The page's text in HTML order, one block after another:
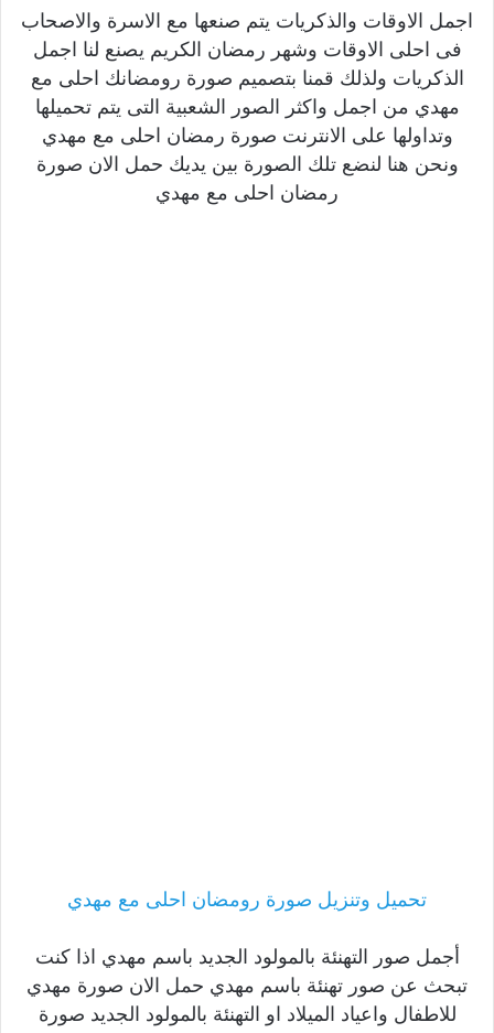
اجمل الاوقات والذكريات يتم صنعها مع الاسرة والاصحاب
فى احلى الاوقات وشهر رمضان الكريم يصنع لنا اجمل
الذكريات ولذلك قمنا بتصميم صورة رومضانك احلى مع
مهدي من اجمل واكثر الصور الشعبية التى يتم تحميلها
وتداولها على الانترنت صورة رمضان احلى مع مهدي
ونحن هنا لنضع تلك الصورة بين يديك حمل الان صورة
رمضان احلى مع مهدي
تحميل وتنزيل صورة رومضان احلى مع مهدي
أجمل صور التهنئة بالمولود الجديد باسم مهدي اذا كنت
تبحث عن صور تهنئة باسم مهدي حمل الان صورة مهدي
للاطفال واعياد الميلاد او التهنئة بالمولود الجديد صورة